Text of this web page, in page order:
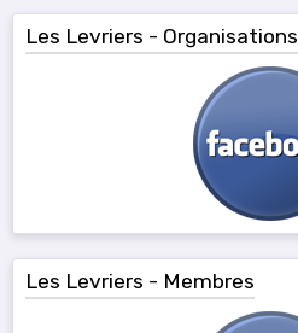
Les Levriers - Organisations
Les Levriers - Membres